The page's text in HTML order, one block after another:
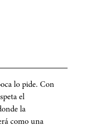
lo pide. Con
el
la
como una